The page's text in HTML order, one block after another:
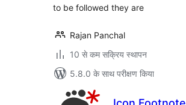
to be followed they are
Rajan Panchal
10 से कम सक्रिय स्थापन
5.8.0 के साथ परीक्षण किया